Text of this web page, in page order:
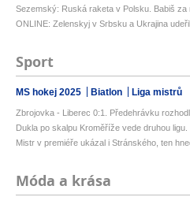
Sezemský: Ruská raketa v Polsku. Babiš za
ONLINE: Zelenskyj v Srbsku a Ukrajina
Sport
MS hokej 2025 Biatlon Liga mistrů
Zbrojovka - Liberec 0:1. Předehrávku
Dukla po skalpu Kroměříže vede druhou
Mistr v premiéře ukázal i Stránského, ten
Móda a krása